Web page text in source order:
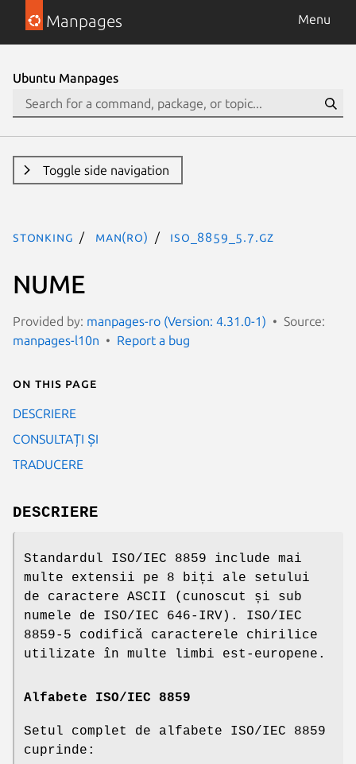
Manpages Menu
Ubuntu Manpages
Toggle side navigation
stonking man(ro) iso_8859_5.7.gz
NUME
Provided by: manpages-ro (Version: 4.31.0-1)
Source:
manpages-l10n
Report a bug
On this page
DESCRIERE
CONSULTAȚI ȘI
TRADUCERE
DESCRIERE
Standardul ISO/IEC 8859 include mai
multe extensii pe 8 biți ale setului
de caractere ASCII (cunoscut și sub
numele de ISO/IEC 646-IRV). ISO/IEC
8859-5 codifică caracterele chirilice
utilizate în multe limbi est-europene.
Alfabete ISO/IEC 8859
Setul complet de alfabete ISO/IEC 8859
cuprinde: